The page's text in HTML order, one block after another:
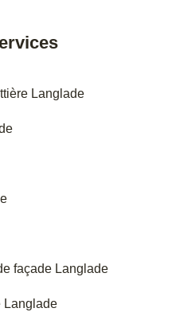
Langlade
façade Langlade
Langlade